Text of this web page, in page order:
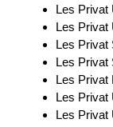
Les Privat
Les Privat
Les Privat
Les Privat
Les Privat
Les Privat
Les Privat